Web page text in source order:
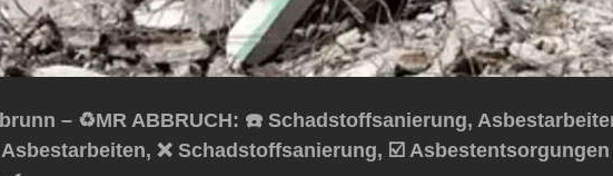
– ♻️MR ABBRUCH: ☎️ Schadstoffsanierung,
❌ Schadstoffsanierung, ☑️